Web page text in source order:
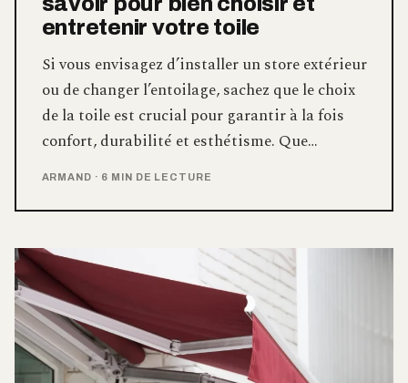
entretenir votre toile
Si vous envisagez d’installer un store extérieur
ou de changer l’entoilage, sachez que le choix
de la toile est crucial pour garantir à la fois
confort, durabilité et esthétisme. Que…
ARMAND · 6 MIN DE LECTURE